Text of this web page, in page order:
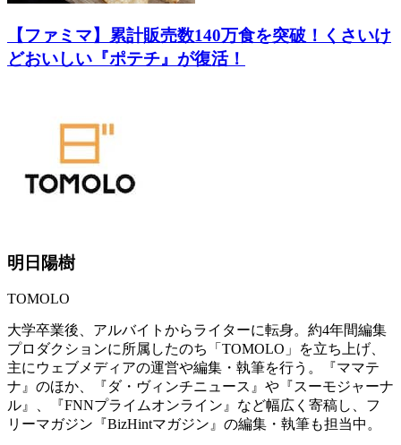
【ファミマ】累計販売数140万食を突破！くさいけ
どおいしい『ポテチ』が復活！
明日陽樹
TOMOLO
大学卒業後、アルバイトからライターに転身。約4年間編集
プロダクションに所属したのち「TOMOLO」を立ち上げ、
主にウェブメディアの運営や編集・執筆を行う。『ママテ
ナ』のほか、『ダ・ヴィンチニュース』や『スーモジャーナ
ル』、『FNNプライムオンライン』など幅広く寄稿し、フ
リーマガジン『BizHintマガジン』の編集・執筆も担当中。